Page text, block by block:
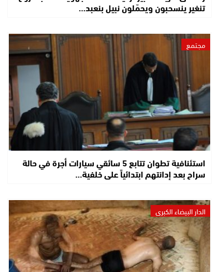
تنغير ينسحبون ويحمّلون نبيل بنعبد…
مجتمع
استئنافية تطوان تتابع 5 سائقي سيارات أجرة في حالة
سراح بعد إدانتهم ابتدائياً على خلفية…
الدار البيضاء الكبرى